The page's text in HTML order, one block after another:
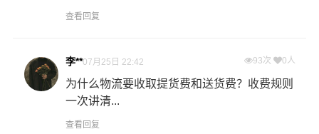
查看回复
李**07月25日 22:42 93次 0人
为什么物流要收取提货费和送货费？收费规则
一次讲清...
查看回复